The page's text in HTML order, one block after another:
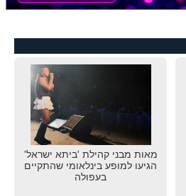
מאות מבני קהילת 'ביתא ישראל'
הגיעו למופע בינלאומי שהתקיים
בעפולה